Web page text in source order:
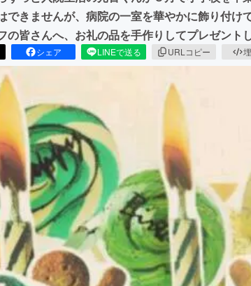
できませんが、病院の一室を華やかに飾り付け
の皆さんへ、お礼の品を手作りしてプレゼントし
シェア LINEで送る URLコピー